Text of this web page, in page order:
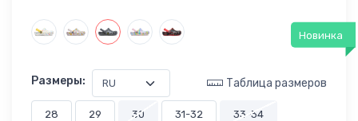
Новинка
Размеры: Таблица размеров
28 29 30 31-32 33-34